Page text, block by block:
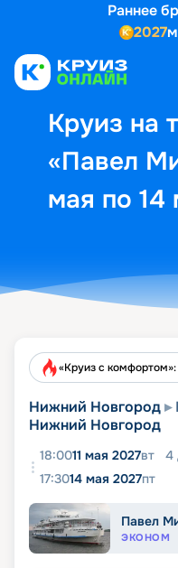
Раннее
2027
Круиз на
«Павел
мая по 14
«Круиз с
Нижний Новгород
Нижний Новгород
18:0011 мая 2027вт 4
17:3014 мая 2027пт
Павел
ЭКОНОМ